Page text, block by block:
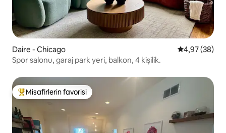
Daire - Chicago 5 üzerinden
4,97 (38)
Spor salonu, garaj park yeri, balkon, 4 kişilik.
Misafirlerin favorilerinden en beğenilenler arasında
Misafirlerin favorisi